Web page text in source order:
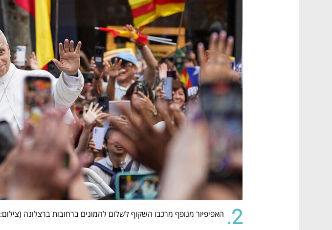
2. האפיפיור מנופף מרכבו השקוף לשלום להמונים ברחובות ברצלונה (צילום:  Adri Salido /Getty Images